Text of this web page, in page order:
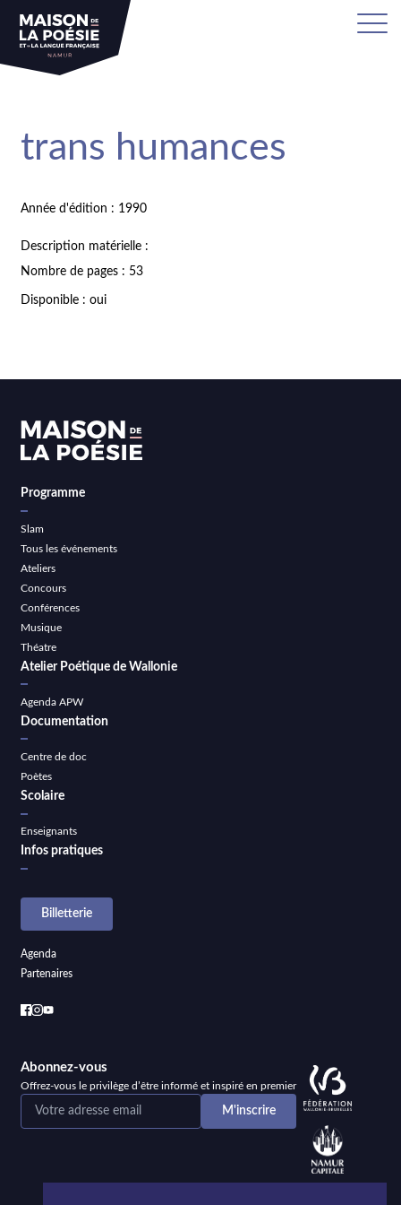
trans humances
Année d'édition : 1990
Description matérielle :
Nombre de pages : 53
Disponible : oui
Programme
Slam
Tous les événements
Ateliers
Concours
Conférences
Musique
Théatre
Atelier Poétique de Wallonie
Agenda APW
Documentation
Centre de doc
Poètes
Scolaire
Enseignants
Infos pratiques
Billetterie
Agenda
Partenaires
Abonnez-vous
Offrez-vous le privilège d’être informé et inspiré en premier